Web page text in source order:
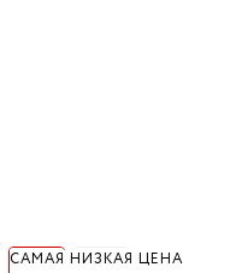
САМАЯ НИЗКАЯ ЦЕНА